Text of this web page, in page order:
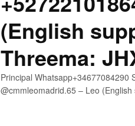
(English
Threema:
Principal Whatsapp+34677084290
@cmmleomadrid.65 – Leo